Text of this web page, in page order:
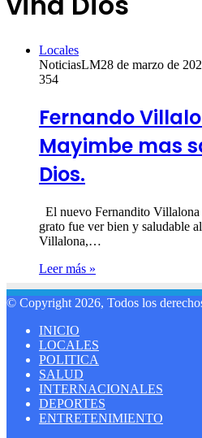
Locales
NoticiasLM28 de marzo de
354
Fernando
Mayimbe mas
Dios.
El nuevo Fernandito
grato fue ver bien y saludable
Villalona,…
Leer más »
© Copyright 2026, Todos los
INICIO
LOCALES
POLITICA
SALUD
INTERNACIONALES
DEPORTES
ENTRETENIMIENTO